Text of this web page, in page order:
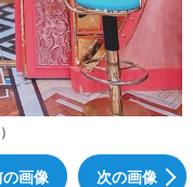
の画像 次の画像